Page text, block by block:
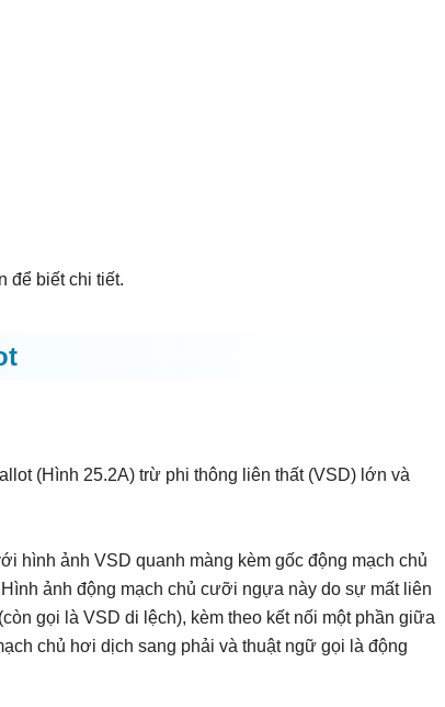
để biết chi tiết.
(Hình 25.2A) trừ phi thông liên thất (VSD) lớn và
hình ảnh VSD quanh màng kèm gốc động mạch chủ
ảnh động mạch chủ cưỡi ngựa này do sự mất liên
gọi là VSD di lệch), kèm theo kết nối một phần giữa
chủ hơi dịch sang phải và thuật ngữ gọi là động